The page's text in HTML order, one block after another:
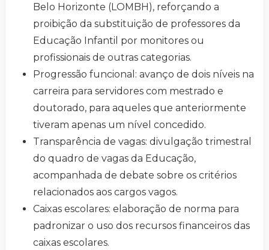
Belo Horizonte (LOMBH), reforçando a
proibição da substituição de professores da
Educação Infantil por monitores ou
profissionais de outras categorias.
Progressão funcional: avanço de dois níveis na
carreira para servidores com mestrado e
doutorado, para aqueles que anteriormente
tiveram apenas um nível concedido.
Transparência de vagas: divulgação trimestral
do quadro de vagas da Educação,
acompanhada de debate sobre os critérios
relacionados aos cargos vagos.
Caixas escolares: elaboração de norma para
padronizar o uso dos recursos financeiros das
caixas escolares.